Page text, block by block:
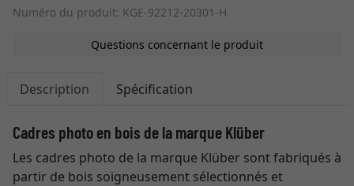
Numéro du produit: KGE-92212-20301-H
Questions concernant le produit
Description Spécification
Cadres photo en bois de la marque Klüber
Les cadres photo de la marque Klüber sont fabriqués à
partir de bois soigneusement sélectionnés et